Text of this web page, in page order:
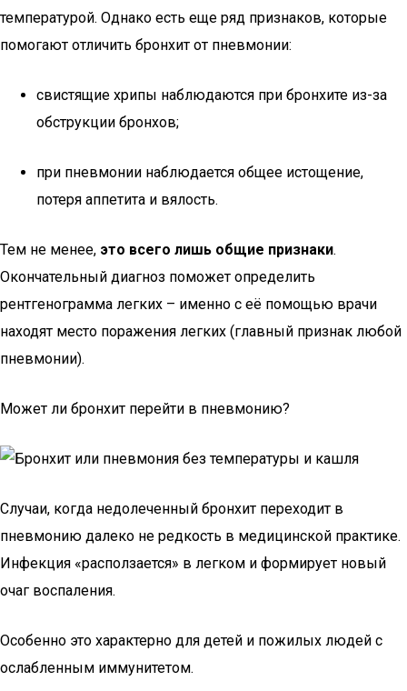
температурой. Однако есть еще ряд признаков, которые
помогают отличить бронхит от пневмонии:
свистящие хрипы наблюдаются при бронхите из-за
обструкции бронхов;
при пневмонии наблюдается общее истощение,
потеря аппетита и вялость.
Тем не менее, это всего лишь общие признаки.
Окончательный диагноз поможет определить
рентгенограмма легких – именно с её помощью врачи
находят место поражения легких (главный признак любой
пневмонии).
Может ли бронхит перейти в пневмонию?
Случаи, когда недолеченный бронхит переходит в
пневмонию далеко не редкость в медицинской практике.
Инфекция «расползается» в легком и формирует новый
очаг воспаления.
Особенно это характерно для детей и пожилых людей с
ослабленным иммунитетом.